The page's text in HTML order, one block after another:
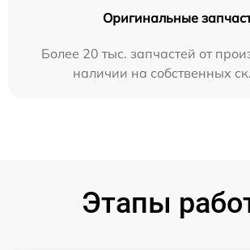
Оригинальные
Более 20 тыс. запчастей от
наличии на собственных
Этапы